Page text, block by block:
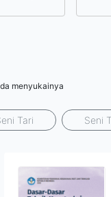
menyukainya
Tari Seni